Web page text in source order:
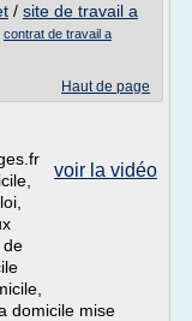
/ site de travail a
contrat de travail a
Haut de page
voir la vidéo
de
domicile mise